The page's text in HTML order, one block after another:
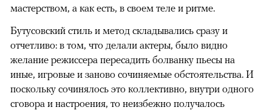
мастерством, а как есть, в своем теле и ритме.
Бутусовский стиль и метод складывались сразу и
отчетливо: в том, что делали актеры, было видно
желание режиссера пересадить болванку пьесы на
иные, игровые и заново сочиняемые обстоятельства. И
поскольку сочинялось это коллективно, внутри одного
сговора и настроения, то неизбежно получалось